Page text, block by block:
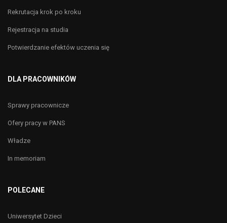
Rekrutacja krok po kroku
Rejestracja na studia
Potwierdzanie efektów uczenia się
DLA PRACOWNIKÓW
Sprawy pracownicze
Ofery pracy w PANS
Władze
In memoriam
POLECANE
Uniwersytet Dzieci